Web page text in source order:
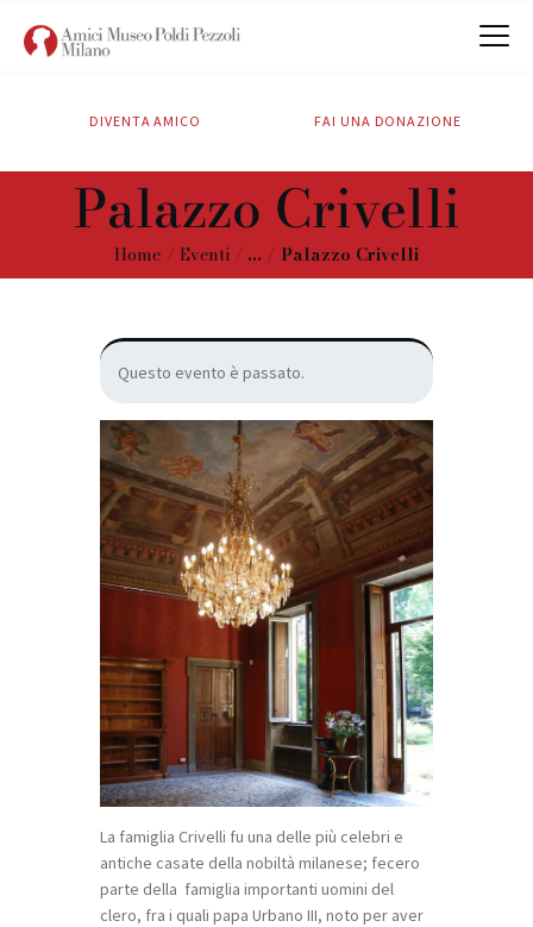
DIVENTA AMICO FAI UNA DONAZIONE
Palazzo Crivelli
Home Eventi ... Palazzo Crivelli
ATTIVITÀ
SOSTIENICI
CONTATTI
Questo evento è passato.
La famiglia Crivelli fu una delle più celebri e
antiche casate della nobiltà milanese; fecero
parte della famiglia importanti uomini del
clero, fra i quali papa Urbano III, noto per aver